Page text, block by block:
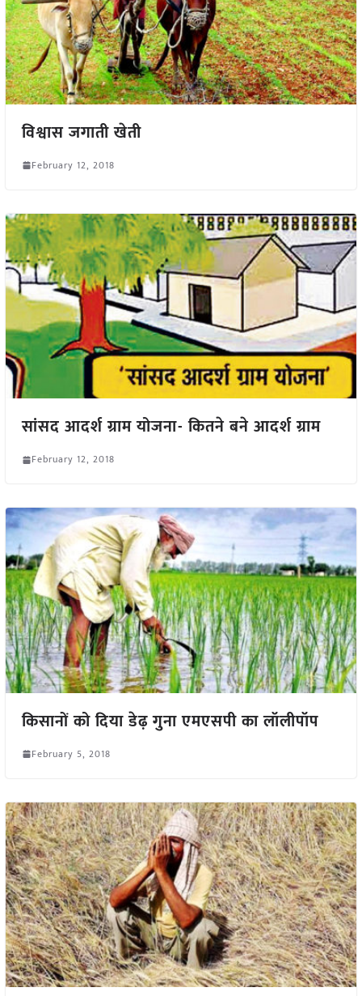
विश्वास जगाती खेती
February 12, 2018
सांसद आदर्श ग्राम योजना- कितने बने आदर्श ग्राम
February 12, 2018
किसानों को दिया डेढ़ गुना एमएसपी का लॉलीपॉप
February 5, 2018